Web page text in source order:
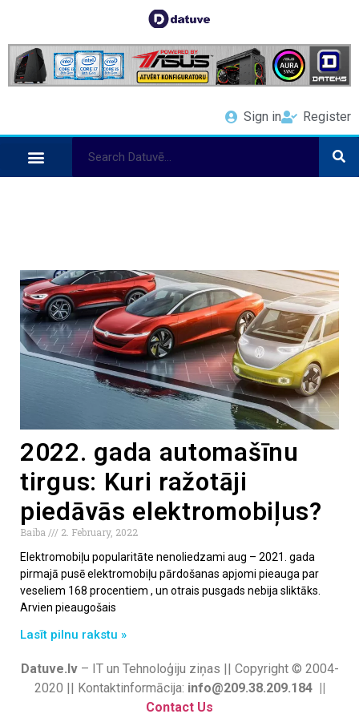
Sign in Register
2022. gada automašīnu
tirgus: Kuri ražotāji
piedāvās elektromobiļus?
Baiba
2. February, 2022
Elektromobiļu popularitāte nenoliedzami aug – 2021. gada
pirmajā pusē elektromobiļu pārdošanas apjomi pieauga par
veseliem 168 procentiem , un otrais pusgads nebija sliktāks.
Arvien pieaugošais
Lasīt pilnu rakstu »
Datuve.lv– IT un Tehnoloģiju ziņas || Copyright © 2004-
2020 || Kontaktinformācija: info@209.38.209.184 ||
Contact Us